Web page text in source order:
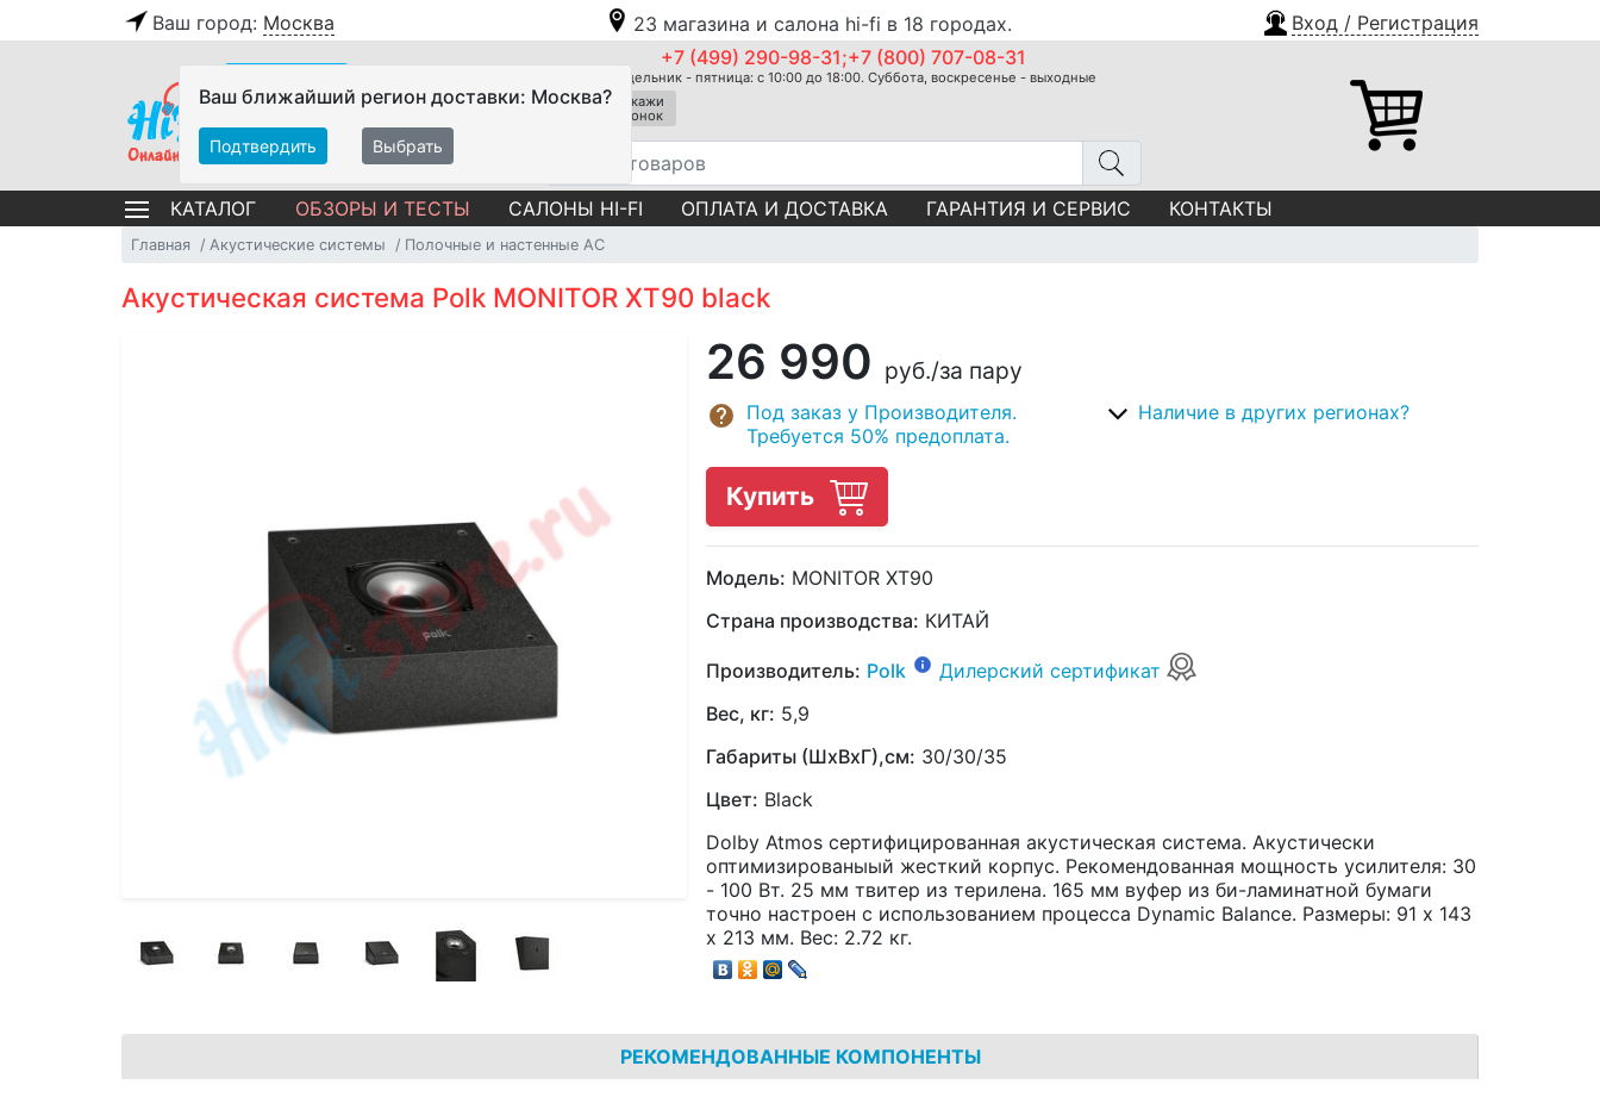
Ваш город: Москва 23 магазина и салона hi-fi в 18 городах. Вход / Регистрация
Ваш ближайший регион доставки: Москва?
Подтвердить Выбрать
+7 (499) 290-98-31;+7 (800) 707-08-31
Понедельник - пятница: с 10:00 до 18:00. Суббота, воскресенье - выходные
Закажи
звонок
КАТАЛОГ ОБЗОРЫ И ТЕСТЫ САЛОНЫ HI-FI ОПЛАТА И ДОСТАВКА ГАРАНТИЯ И СЕРВИС КОНТАКТЫ
Главная Акустические системы Полочные и настенные АС
Акустическая система Polk MONITOR XT90 black
26 990 руб./за пару
Под заказ у Производителя.
Требуется 50% предоплата.
Наличие в других регионах?
Купить
Модель: MONITOR XT90
Страна производства: КИТАЙ
Производитель: Polk
Дилерский сертификат
Вес, кг: 5,9
Габариты (ШхВхГ),см: 30/30/35
Цвет: Black
Dolby Atmos сертифицированная акустическая система. Акустически
оптимизированыый жесткий корпус. Рекомендованная мощность усилителя: 30
- 100 Вт. 25 мм твитер из терилена. 165 мм вуфер из би-ламинатной бумаги
точно настроен с использованием процесса Dynamic Balance. Размеры: 91 х 143
х 213 мм. Вес: 2.72 кг.
РЕКОМЕНДОВАННЫЕ КОМПОНЕНТЫ